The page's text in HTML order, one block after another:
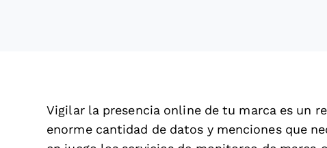
Vigilar la presencia online de tu marca es un
enorme cantidad de datos y menciones que